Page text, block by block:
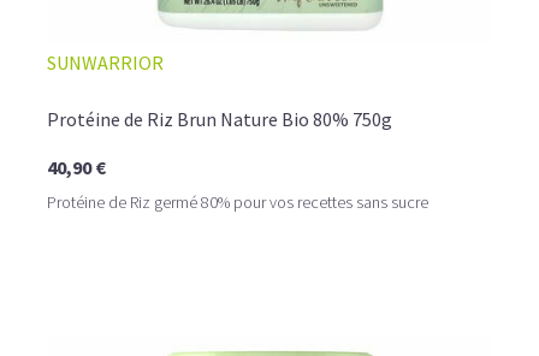
SUNWARRIOR
Protéine de Riz Brun Nature Bio 80% 750g
40,90 €
Protéine de Riz germé 80% pour vos recettes sans sucre